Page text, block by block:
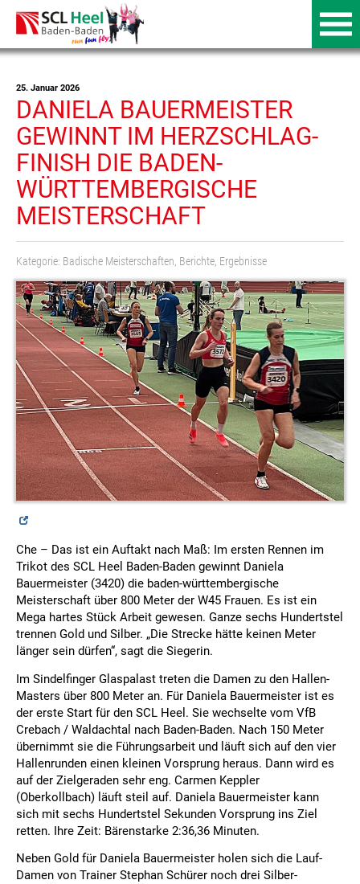
25. Januar 2026
DANIELA BAUERMEISTER
GEWINNT IM HERZSCHLAG-
FINISH DIE BADEN-
WÜRTTEMBERGISCHE
MEISTERSCHAFT
Kategorie: Badische Meisterschaften, Berichte, Ergebnisse
Che – Das ist ein Auftakt nach Maß: Im ersten Rennen im
Trikot des SCL Heel Baden-Baden gewinnt Daniela
Bauermeister (3420) die baden-württembergische
Meisterschaft über 800 Meter der W45 Frauen. Es ist ein
Mega hartes Stück Arbeit gewesen. Ganze sechs Hundertstel
trennen Gold und Silber. „Die Strecke hätte keinen Meter
länger sein dürfen“, sagt die Siegerin.
Im Sindelfinger Glaspalast treten die Damen zu den Hallen-
Masters über 800 Meter an. Für Daniela Bauermeister ist es
der erste Start für den SCL Heel. Sie wechselte vom VfB
Crebach / Waldachtal nach Baden-Baden. Nach 150 Meter
übernimmt sie die Führungsarbeit und läuft sich auf den vier
Hallenrunden einen kleinen Vorsprung heraus. Dann wird es
auf der Zielgeraden sehr eng. Carmen Keppler
(Oberkollbach) läuft steil auf. Daniela Bauermeister kann
sich mit sechs Hundertstel Sekunden Vorsprung ins Ziel
retten. Ihre Zeit: Bärenstarke 2:36,36 Minuten.
Neben Gold für Daniela Bauermeister holen sich die Lauf-
Damen von Trainer Stephan Schürer noch drei Silber-